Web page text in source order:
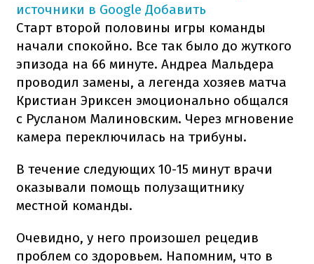
источники в Google Добавить
Старт второй половины игры команды
начали спокойно. Все так было до жуткого
эпизода на 66 минуте. Андреа Мальдера
проводил замены, а легенда хозяев матча
Кристиан Эриксен эмоционально общался
с Русланом Малиновским. Через мгновение
камера переключилась на трибуны.
В течение следующих 10-15 минут врачи
оказывали помощь полузащитнику
местной команды.
Очевидно, у него произошел рецедив
проблем со здоровьем. Напомним, что в